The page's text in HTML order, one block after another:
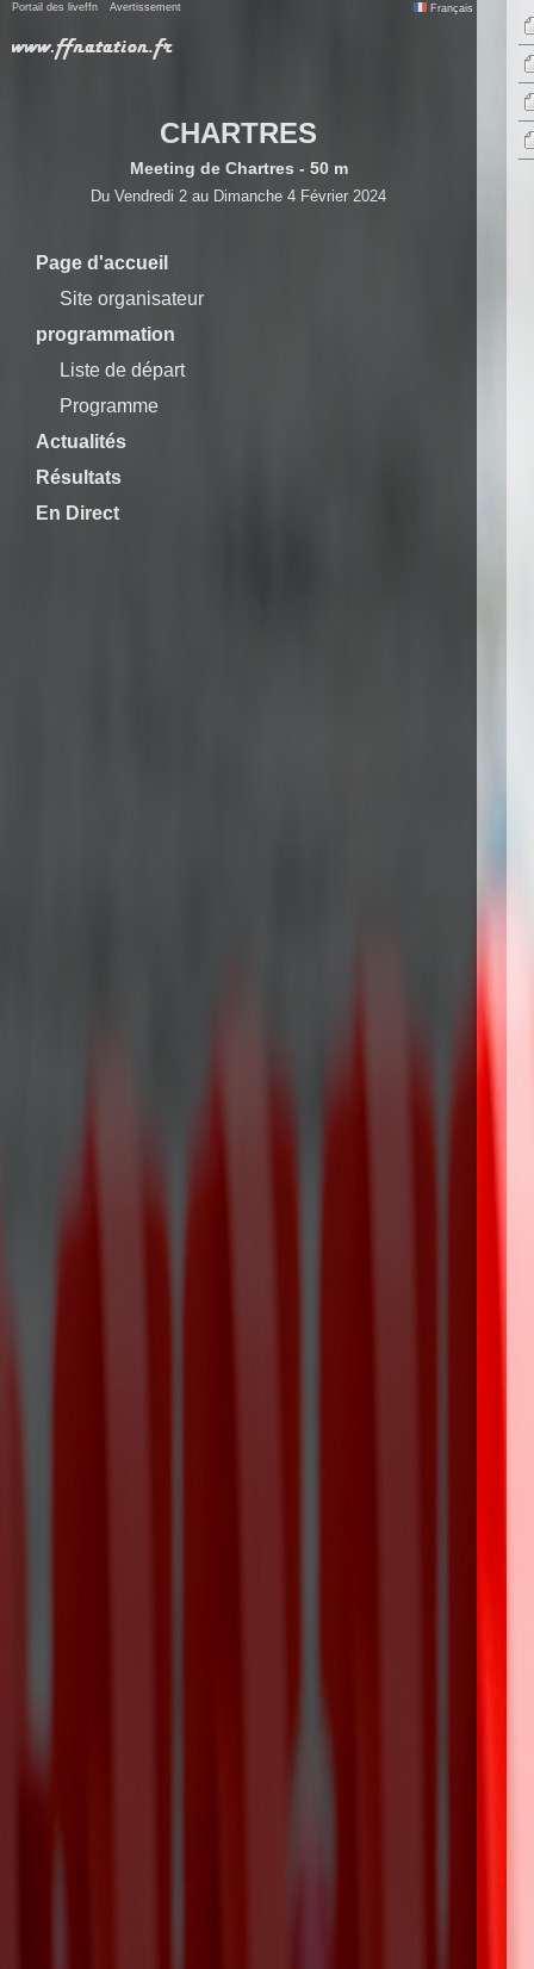
Portail des liveffn Avertissement Français
CHARTRES
Meeting de Chartres - 50 m
Du Vendredi 2 au Dimanche 4 Février 2024
Page d'accueil
Site organisateur
programmation
Liste de départ
Programme
Actualités
Résultats
En Direct